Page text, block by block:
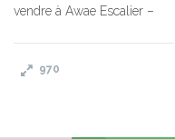
vendre à Awae Escalier –
l’Université Catholique –
970